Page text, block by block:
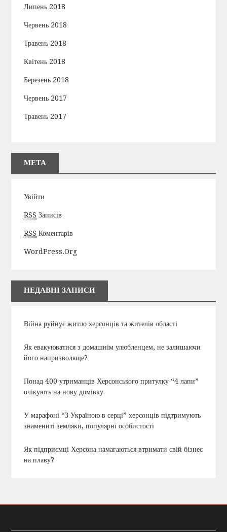
Липень 2018
Червень 2018
Травень 2018
Квітень 2018
Березень 2018
Червень 2017
Травень 2017
МЕТА
Увійти
RSS Записів
RSS Коментарів
WordPress.org
НЕДАВНІ ЗАПИСИ
Війна руйнує житло херсонців та жителів області
Як евакуюватися з домашнім улюбленцем, не залишаючи
його напризволяще?
Понад 400 утриманців Херсонського притулку “4 лапи”
очікують на нову домівку
У марафоні “З Україною в серці” херсонців підтримують
знамениті земляки, популярні особистості
Як підприємці Херсона намагаються втримати свій бізнес
на плаву?